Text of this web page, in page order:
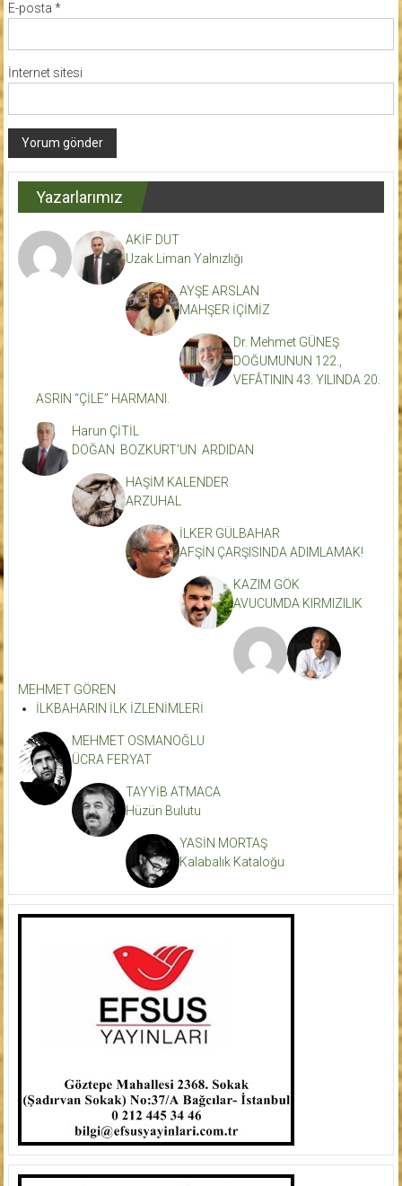
E-posta *
İnternet sitesi
Yazarlarımız
AKİF DUT
Uzak Liman Yalnızlığı
AYŞE ARSLAN
MAHŞER İÇİMİZ
Dr. Mehmet GÜNEŞ
DOĞUMUNUN 122.,
VEFÂTININ 43. YILINDA 20.
ASRIN “ÇİLE” HARMANI.
Harun ÇİTİL
DOĞAN BOZKURT’UN ARDIDAN
HAŞİM KALENDER
ARZUHAL
İLKER GÜLBAHAR
AFŞİN ÇARŞISINDA ADIMLAMAK!
KAZIM GÖK
AVUCUMDA KIRMIZILIK
MEHMET GÖREN
İLKBAHARIN İLK İZLENİMLERİ
MEHMET OSMANOĞLU
ÜCRA FERYAT
TAYYİB ATMACA
Hüzün Bulutu
YASİN MORTAŞ
Kalabalık Kataloğu